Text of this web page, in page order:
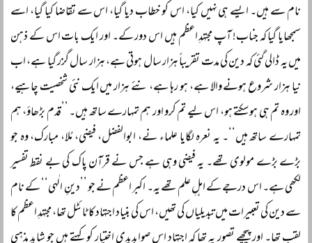
نام سے ہیں۔ ایسے ہی نہیں کیا، اس کو خطاب دیا گیا، اس سے تقاضا کیا گیا، اسے
سمجھایا گیا کہ جناب! آپ مجتہدِ اعظم ہیں اس دور کے۔ اور ایک بات اس کے ذہن
میں یہ ڈالی گئی کہ دین کی مدت تقریباً‌ ہزار سال ہوتی ہے، ہزار سال گزر گیا ہے، اب
نیا ہزار شروع ہونے والا ہے، ہو رہا ہے، نئے ہزار میں ایک نئی شخصیت چاہیے،
اور وہ تم ہی ہو سکتے ہو، اس لیے تم کرو اور ہم تمہارے ساتھ ہیں۔ ’’قدم بڑھاؤ، ہم
تمہارے ساتھ ہیں‘‘۔ یہ نعرہ لگایا علماء نے، ابوالفضل، فیضی، مُلا، مبارک، وہ جو
بڑے بڑے مولوی تھے۔ یہ فیضی وہی ہے جس نے قرآن پاک کی بے نقط تفسیر
لکھی ہے۔ اس درجے کے اہلِ علم تھے یہ۔ اکبر اعظم نے جو ’’دینِ الٰہی‘‘ کے نام
سے دین کی تعبیرات میں تبدیلیاں کی تھیں، اس کی بنیاد اجتہاد کا ٹائٹل تھا، مجتہدِ اعظم کا